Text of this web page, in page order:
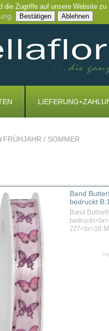
Zugriffe auf unsere Website
. Bestätigen Ablehnen
FRÜHJAHR / SOMMER
Band
bedruckt
Band
227<br>18